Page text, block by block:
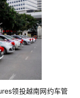
领投越南网约车管